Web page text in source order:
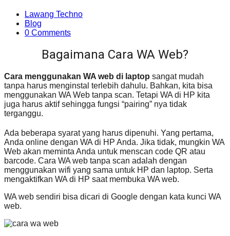
Lawang Techno
Blog
0 Comments
Bagaimana Cara WA Web?
Cara menggunakan WA web di laptop sangat mudah
tanpa harus menginstal terlebih dahulu. Bahkan, kita bisa
menggunakan WA Web tanpa scan. Tetapi WA di HP kita
juga harus aktif sehingga fungsi “pairing” nya tidak
terganggu.
Ada beberapa syarat yang harus dipenuhi. Yang pertama,
Anda online dengan WA di HP Anda. Jika tidak, mungkin WA
Web akan meminta Anda untuk menscan code QR atau
barcode. Cara WA web tanpa scan adalah dengan
menggunakan wifi yang sama untuk HP dan laptop. Serta
mengaktifkan WA di HP saat membuka WA web.
WA web sendiri bisa dicari di Google dengan kata kunci WA
web.